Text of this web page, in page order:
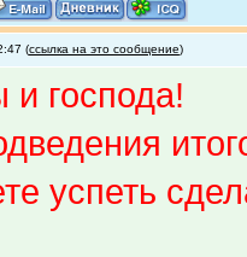
(ссылка на это сообщение)
господа!
успеть